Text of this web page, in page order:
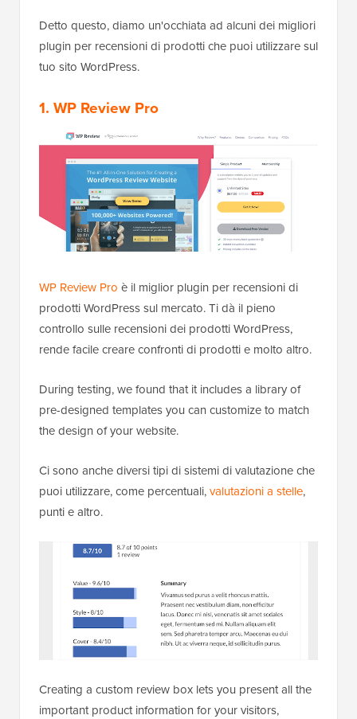
Detto questo, diamo un'occhiata ad alcuni dei migliori
plugin per recensioni di prodotti che puoi utilizzare sul
tuo sito WordPress.
1. WP Review Pro
WP Review Pro è il miglior plugin per recensioni di
prodotti WordPress sul mercato. Ti dà il pieno
controllo sulle recensioni dei prodotti WordPress,
rende facile creare confronti di prodotti e molto altro.
During testing, we found that it includes a library of
pre-designed templates you can customize to match
the design of your website.
Ci sono anche diversi tipi di sistemi di valutazione che
puoi utilizzare, come percentuali,valutazioni a stelle,
punti e altro.
Creating a custom review box lets you present all the
important product information for your visitors,